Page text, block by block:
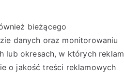
bieżącego
danych oraz monitorowaniu
lub okresach, w których
o jakość treści reklamowych